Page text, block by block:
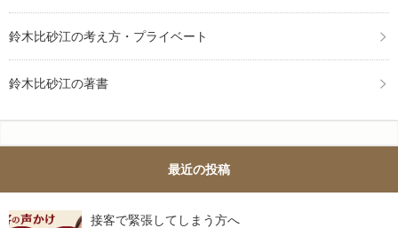
鈴木比砂江の考え方・プライベート
鈴木比砂江の著書
最近の投稿
接客で緊張してしまう方へ